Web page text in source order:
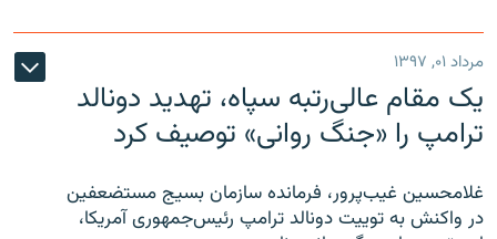
مرداد ۰۱, ۱۳۹۷
یک مقام عالی‌رتبه سپاه، تهدید دونالد
ترامپ را «جنگ روانی» توصیف کرد
غلامحسین غیب‌پرور، فرمانده سازمان بسیج مستضعفین
در واکنش به توییت دونالد ترامپ رئیس‌جمهوری آمریکا،